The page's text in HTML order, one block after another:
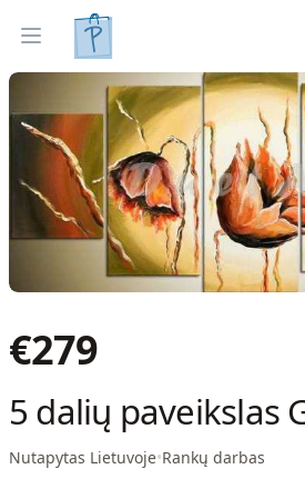
Open menu
Tapyti paveikslai
€279
5 dalių paveikslas
Nutapytas Lietuvoje•Rankų darbas